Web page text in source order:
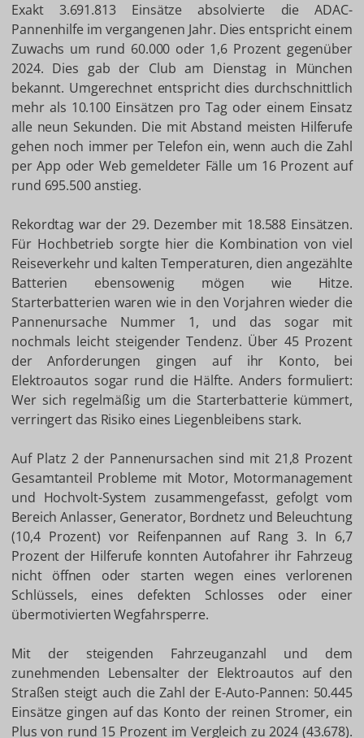
Exakt 3.691.813 Einsätze absolvierte die ADAC-
Pannenhilfe im vergangenen Jahr. Dies entspricht einem
Zuwachs um rund 60.000 oder 1,6 Prozent gegenüber
2024. Dies gab der Club am Dienstag in München
bekannt. Umgerechnet entspricht dies durchschnittlich
mehr als 10.100 Einsätzen pro Tag oder einem Einsatz
alle neun Sekunden. Die mit Abstand meisten Hilferufe
gehen noch immer per Telefon ein, wenn auch die Zahl
per App oder Web gemeldeter Fälle um 16 Prozent auf
rund 695.500 anstieg.
Rekordtag war der 29. Dezember mit 18.588 Einsätzen.
Für Hochbetrieb sorgte hier die Kombination von viel
Reiseverkehr und kalten Temperaturen, dien angezählte
Batterien ebensowenig mögen wie Hitze.
Starterbatterien waren wie in den Vorjahren wieder die
Pannenursache Nummer 1, und das sogar mit
nochmals leicht steigender Tendenz. Über 45 Prozent
der Anforderungen gingen auf ihr Konto, bei
Elektroautos sogar rund die Hälfte. Anders formuliert:
Wer sich regelmäßig um die Starterbatterie kümmert,
verringert das Risiko eines Liegenbleibens stark.
Auf Platz 2 der Pannenursachen sind mit 21,8 Prozent
Gesamtanteil Probleme mit Motor, Motormanagement
und Hochvolt-System zusammengefasst, gefolgt vom
Bereich Anlasser, Generator, Bordnetz und Beleuchtung
(10,4 Prozent) vor Reifenpannen auf Rang 3. In 6,7
Prozent der Hilferufe konnten Autofahrer ihr Fahrzeug
nicht öffnen oder starten wegen eines verlorenen
Schlüssels, eines defekten Schlosses oder einer
übermotivierten Wegfahrsperre.
Mit der steigenden Fahrzeuganzahl und dem
zunehmenden Lebensalter der Elektroautos auf den
Straßen steigt auch die Zahl der E-Auto-Pannen: 50.445
Einsätze gingen auf das Konto der reinen Stromer, ein
Plus von rund 15 Prozent im Vergleich zu 2024 (43.678).